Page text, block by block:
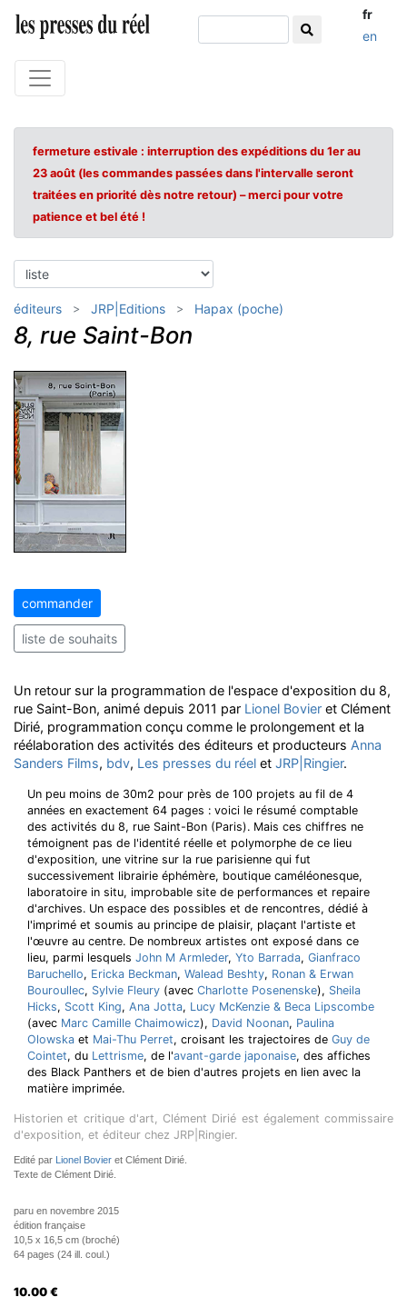
fr
en
fermeture estivale : interruption des expéditions du 1er au
23 août (les commandes passées dans l'intervalle seront
traitées en priorité dès notre retour) – merci pour votre
patience et bel été !
éditeurs JRP|Editions Hapax (poche)
8, rue Saint-Bon
commander
liste de souhaits
Un retour sur la programmation de l'espace d'exposition du 8,
rue Saint-Bon, animé depuis 2011 par Lionel Bovier et Clément
Dirié, programmation conçu comme le prolongement et la
réélaboration des activités des éditeurs et producteurs Anna
Sanders Films, bdv, Les presses du réel et JRP|Ringier.
Un peu moins de 30m2 pour près de 100 projets au fil de 4
années en exactement 64 pages : voici le résumé comptable
des activités du 8, rue Saint-Bon (Paris). Mais ces chiffres ne
témoignent pas de l'identité réelle et polymorphe de ce lieu
d'exposition, une vitrine sur la rue parisienne qui fut
successivement librairie éphémère, boutique caméléonesque,
laboratoire in situ, improbable site de performances et repaire
d'archives. Un espace des possibles et de rencontres, dédié à
l'imprimé et soumis au principe de plaisir, plaçant l'artiste et
l'œuvre au centre. De nombreux artistes ont exposé dans ce
lieu, parmi lesquels John M Armleder, Yto Barrada, Gianfraco
Baruchello, Ericka Beckman, Walead Beshty, Ronan & Erwan
Bouroullec, Sylvie Fleury (avec Charlotte Posenenske), Sheila
Hicks, Scott King, Ana Jotta, Lucy McKenzie & Beca Lipscombe
(avec Marc Camille Chaimowicz), David Noonan, Paulina
Olowska et Mai-Thu Perret, croisant les trajectoires de Guy de
Cointet, du Lettrisme, de l'avant-garde japonaise, des affiches
des Black Panthers et de bien d'autres projets en lien avec la
matière imprimée.
Historien et critique d'art, Clément Dirié est également commissaire
d'exposition, et éditeur chez JRP|Ringier.
Edité par Lionel Bovier et Clément Dirié.
Texte de Clément Dirié.
paru en novembre 2015
édition française
10,5 x 16,5 cm (broché)
64 pages (24 ill. coul.)
10.00 €